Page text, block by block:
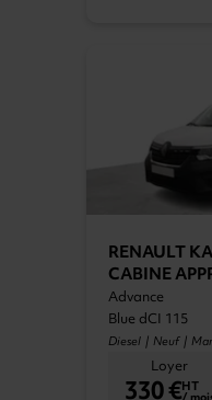
RENAULT
CABINE
Advance
Blue dCI 115
Diesel | Neuf |
Loyer
HT